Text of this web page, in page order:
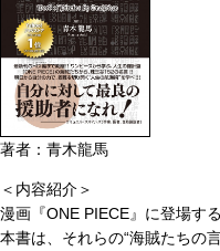
著者：青木龍馬
＜内容紹介＞
漫画『ONE PIECE』に登場す
本書は、それらの“海賊たちの